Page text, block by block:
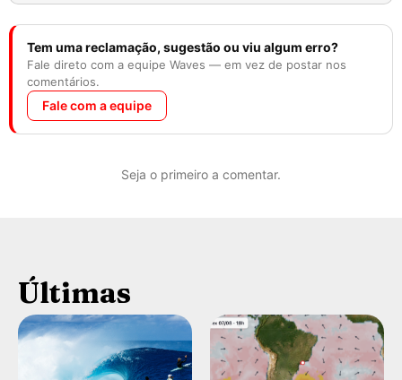
Tem uma reclamação, sugestão ou viu algum erro?
Fale direto com a equipe Waves — em vez de postar nos
comentários.
Fale com a equipe
Seja o primeiro a comentar.
Últimas